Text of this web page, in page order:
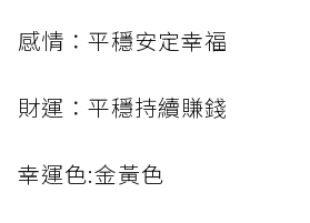
感情：平穩安定幸福
財運：平穩持續賺錢
幸運色:金黃色